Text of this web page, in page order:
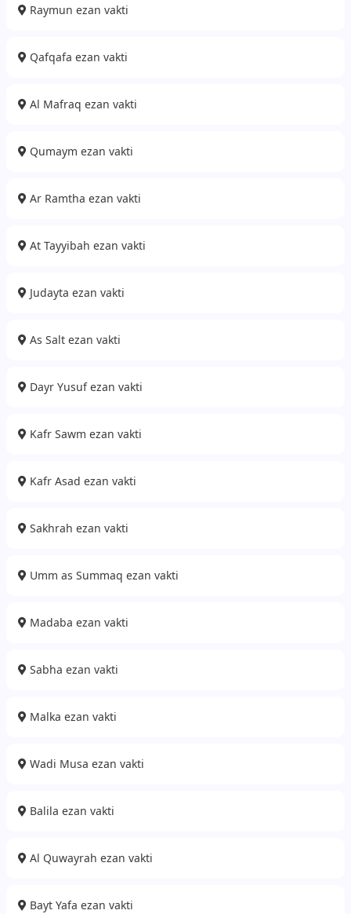
Raymun ezan vakti
Qafqafa ezan vakti
Al Mafraq ezan vakti
Qumaym ezan vakti
Ar Ramtha ezan vakti
At Tayyibah ezan vakti
Judayta ezan vakti
As Salt ezan vakti
Dayr Yusuf ezan vakti
Kafr Sawm ezan vakti
Kafr Asad ezan vakti
Sakhrah ezan vakti
Umm as Summaq ezan vakti
Madaba ezan vakti
Sabha ezan vakti
Malka ezan vakti
Wadi Musa ezan vakti
Balila ezan vakti
Al Quwayrah ezan vakti
Bayt Yafa ezan vakti